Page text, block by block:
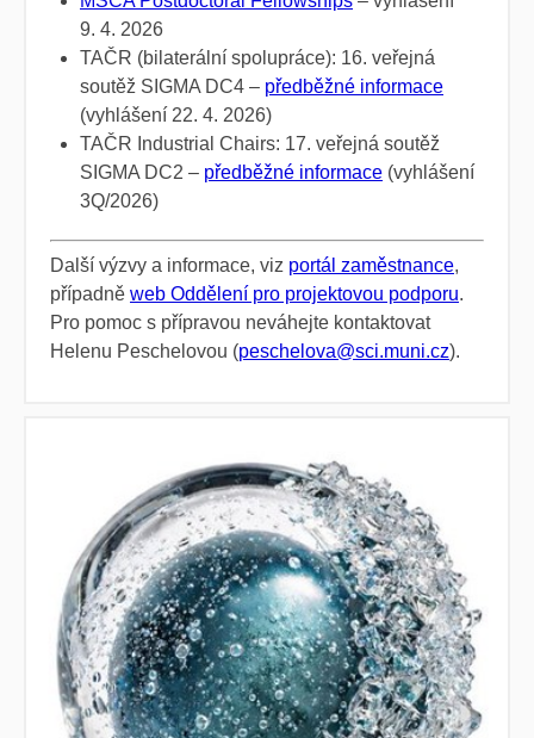
9. 4. 2026
TAČR (bilaterální spolupráce): 16. veřejná
soutěž SIGMA DC4 – předběžné informace
(vyhlášení 22. 4. 2026)
TAČR Industrial Chairs: 17. veřejná soutěž
SIGMA DC2 – předběžné informace (vyhlášení
3Q/2026)
Další výzvy a informace, viz portál zaměstnance,
případně web Oddělení pro projektovou podporu.
Pro pomoc s přípravou neváhejte kontaktovat
Helenu Peschelovou (peschelova@sci.muni.cz).